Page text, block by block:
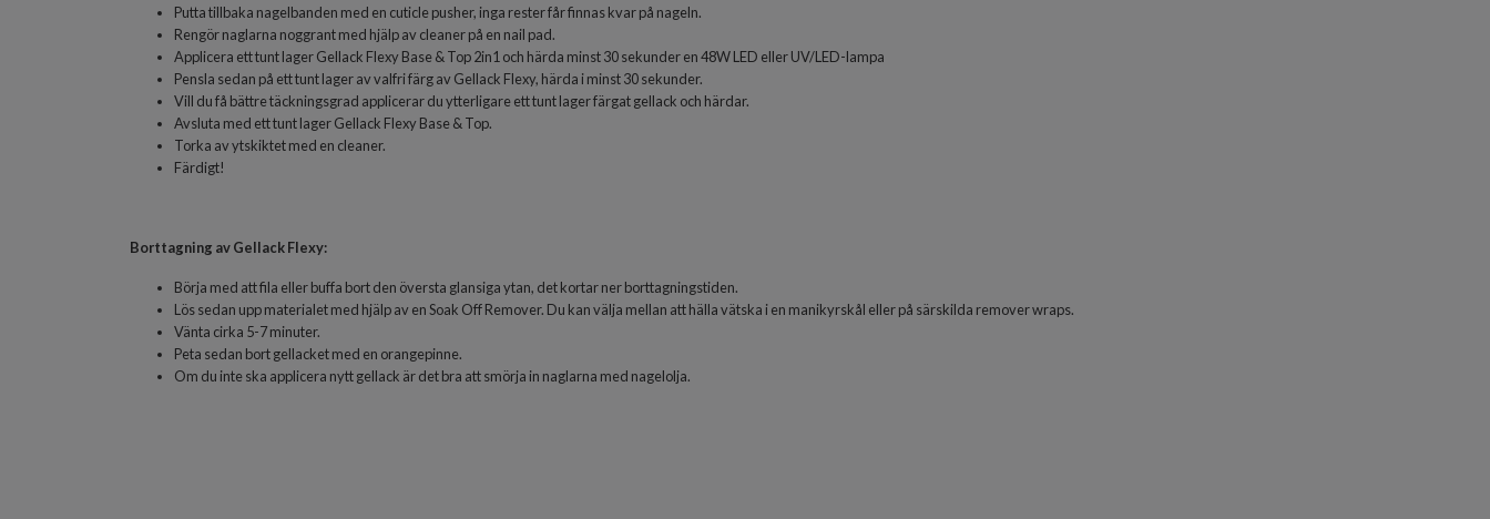
Putta tillbaka nagelbanden med en cuticle pusher, inga rester får finnas kvar på nageln.
Rengör naglarna noggrant med hjälp av cleaner på en nail pad.
Applicera ett tunt lagerGellack Flexy Base & Top 2in1 och härda minst 30 sekunder en 48W LED eller UV/LED-lampa
Pensla sedan på ett tunt lager av valfri färg av Gellack Flexy, härda i minst 30 sekunder.
Vill du få bättre täckningsgrad applicerar du ytterligare ett tunt lager färgat gellack och härdar.
Avsluta med ett tunt lager Gellack Flexy Base & Top.
Torka av ytskiktet med en cleaner.
Färdigt!
Borttagning av Gellack Flexy:
Börja med att fila eller buffa bort den översta glansiga ytan, det kortar ner borttagningstiden.
Lös sedan upp materialet med hjälp av en Soak Off Remover. Du kan välja mellan att hälla vätska i en manikyrskål eller på särskilda remover wraps.
Vänta cirka 5-7 minuter.
Peta sedan bort gellacket med en orangepinne.
Om du inte ska applicera nytt gellack är det bra att smörja in naglarna med nagelolja.